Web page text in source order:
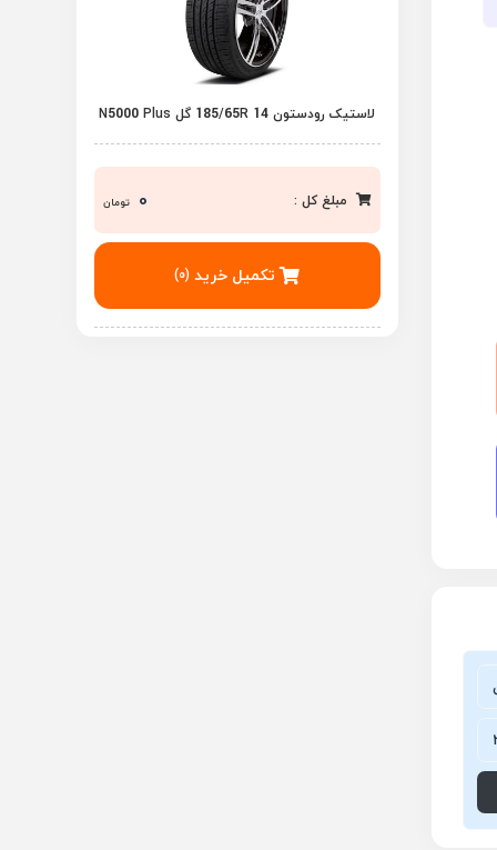
لاستیک رودستون 185/65R 14 گل N5000 Plus
مبلغ کل : 0 تومان
تکمیل خرید (0)